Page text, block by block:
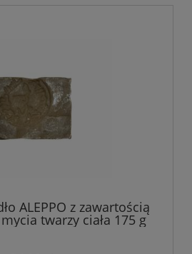
ALEPPO z zawartością
twarzy ciała 175 g